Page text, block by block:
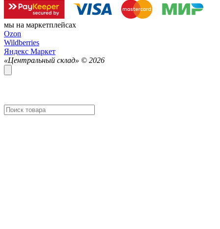
мы на маркетплейсах
Ozon
Wildberries
Яндекс Маркет
«Центральный склад» © 2026